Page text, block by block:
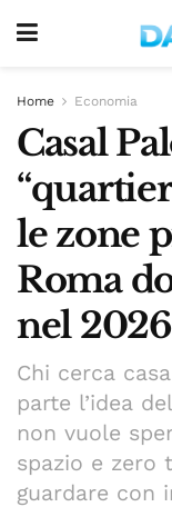
Home Economia
Casal
le zone
Roma
nel 2026
Chi cerca
parte l’idea
non vuole
spazio e zero
guardare con